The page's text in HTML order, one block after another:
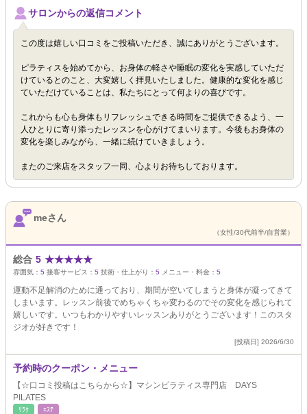
サロンからの返信コメント
この度は嬉しい口コミをご投稿いただき、誠にありがとうございます。
ピラティスを始めてから、お身体の軽さや睡眠の変化を実感していただ
けているとのこと、大変嬉しく拝見いたしました。健康的な変化を感じ
ていただけていることは、私たちにとって何よりの喜びです。
これからも心も身体もリフレッシュできる時間をご提供できるよう、一
人ひとりに寄り添ったレッスンを心がけてまいります。今後もお身体の
変化を楽しみながら、一緒に続けていきましょう。
またのご来店をスタッフ一同、心よりお待ちしております。
meさん
（女性/30代前半/自営業）
総合 5 ★★★★★
雰囲気： 5 接客サービス： 5 技術・仕上がり： 5 メニュー・料金： 5
運動不足解消のために通っており、期間が空いてしまうと身体が凝ってきて
しまいます。レッスン前後でめちゃくちゃ変わるのでその変化を感じられて
嬉しいです。いつもわかりやすいレッスンありがとうございます！このスタ
ジオが好きです！
[投稿日] 2026/6/30
予約時のクーポン・メニュー
【☆口コミ投稿はこちらから☆】マシンピラティス専門店 DAYS
PILATES
ﾘﾗｸ ｴｽﾃ